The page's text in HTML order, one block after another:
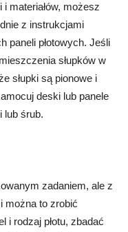
materiałów, możesz
z instrukcjami
paneli płotowych. Jeśli
słupków w
słupki są pionowe i
deski lub panele
lub śrub.
zadaniem, ale z
można to zrobić
i rodzaj płotu, zbadać